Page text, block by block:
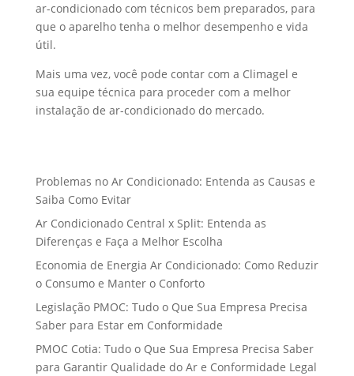
ar-condicionado com técnicos bem preparados, para
que o aparelho tenha o melhor desempenho e vida
útil.
Mais uma vez, você pode contar com a Climagel e
sua equipe técnica para proceder com a melhor
instalação de ar-condicionado do mercado.
Problemas no Ar Condicionado: Entenda as Causas e
Saiba Como Evitar
Ar Condicionado Central x Split: Entenda as
Diferenças e Faça a Melhor Escolha
Economia de Energia Ar Condicionado: Como Reduzir
o Consumo e Manter o Conforto
Legislação PMOC: Tudo o Que Sua Empresa Precisa
Saber para Estar em Conformidade
PMOC Cotia: Tudo o Que Sua Empresa Precisa Saber
para Garantir Qualidade do Ar e Conformidade Legal